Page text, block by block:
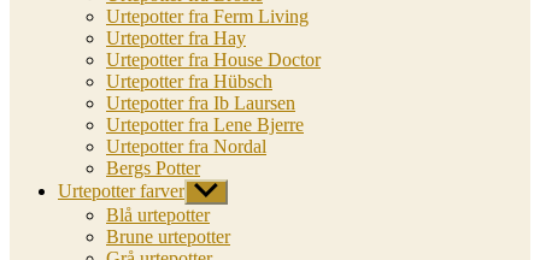
Urtepotter fra Ferm Living
Urtepotter fra Hay
Urtepotter fra House Doctor
Urtepotter fra Hübsch
Urtepotter fra Ib Laursen
Urtepotter fra Lene Bjerre
Urtepotter fra Nordal
Bergs Potter
Urtepotter farver Vis
undermenu
Blå urtepotter
Brune urtepotter